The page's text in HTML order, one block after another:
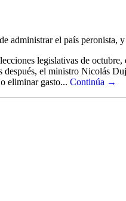
administrar el país peronista,
legislativas de
después, el ministro Nicolás
eliminar gasto... Continúa →